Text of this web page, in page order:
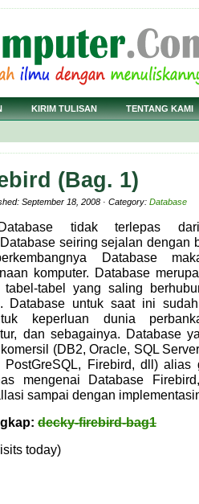
KIRIM TULISAN TENTANG KAMI
(Bag. 1)
September 18, 2008 · Category: Database
tidak terlepas
seiring sejalan dengan
Database
komputer. Database
tabel yang saling
Database untuk saat ini
keperluan dunia
dan sebagainya. Database
(DB2, Oracle, SQL
PostGreSQL, Firebird, dll)
mengenai Database
sampai dengan
decky-firebird-bag1
today)